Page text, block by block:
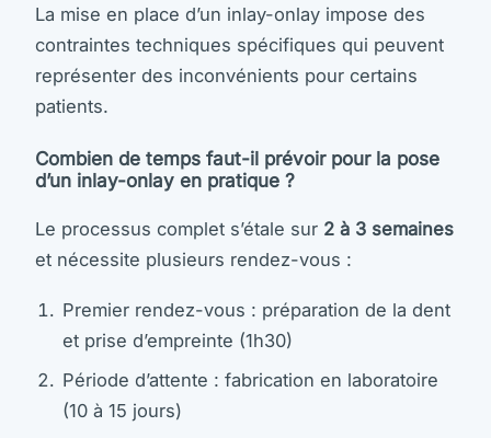
La mise en place d’un inlay-onlay impose des
contraintes techniques spécifiques qui peuvent
représenter des inconvénients pour certains
patients.
Combien de temps faut-il prévoir pour la pose
d’un inlay-onlay en pratique ?
Le processus complet s’étale sur 2 à 3 semaines
et nécessite plusieurs rendez-vous :
Premier rendez-vous : préparation de la dent
et prise d’empreinte (1h30)
Période d’attente : fabrication en laboratoire
(10 à 15 jours)